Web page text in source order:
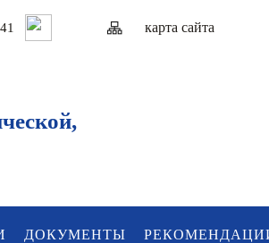
карта сайтa
ДОКУМЕНТЫ